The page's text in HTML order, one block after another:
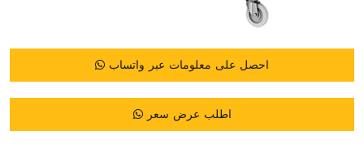
احصل على معلومات عبر واتساب
اطلب عرض سعر